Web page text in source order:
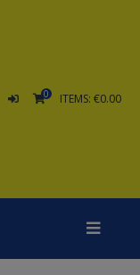
0 ITEMS: €0.00